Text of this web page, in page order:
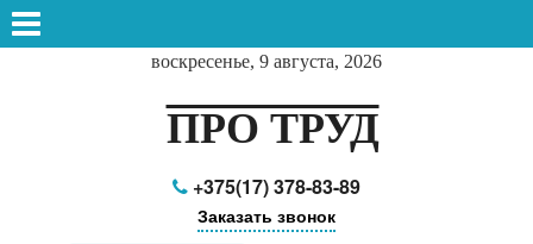
воскресенье, 9 августа, 2026
ПРО ТРУД
+375(17) 378-83-89
Заказать звонок